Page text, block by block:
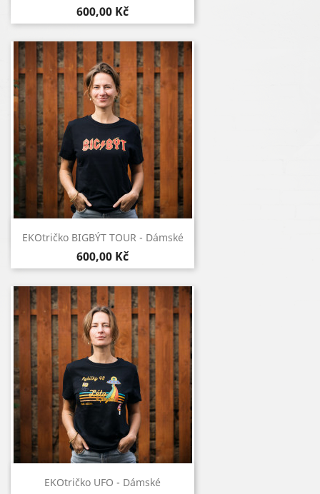
600,00 Kč
Rychlý náhled
EKOtričko BIGBÝT TOUR - Dámské
600,00 Kč
Rychlý náhled
EKOtričko UFO - Dámské